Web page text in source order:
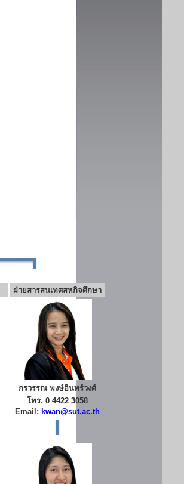
ฝ่ายสารสนเทศสหกิจศึกษา
กรวรรณ พงษ์อินทร์วงศ์
โทร. 0 4422 3058
Email: kwan@sut.ac.th